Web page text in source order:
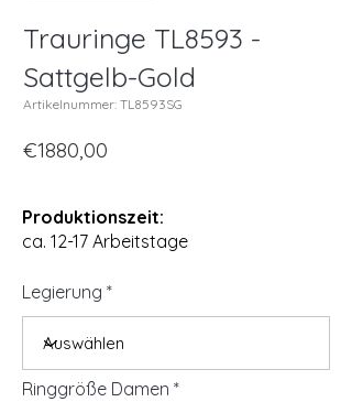
Trauringe TL8593 -
Sattgelb-Gold
Artikelnummer: TL8593SG
€1880,00
Produktionszeit:
ca. 12-17 Arbeitstage
Legierung
Ringgröße Damen